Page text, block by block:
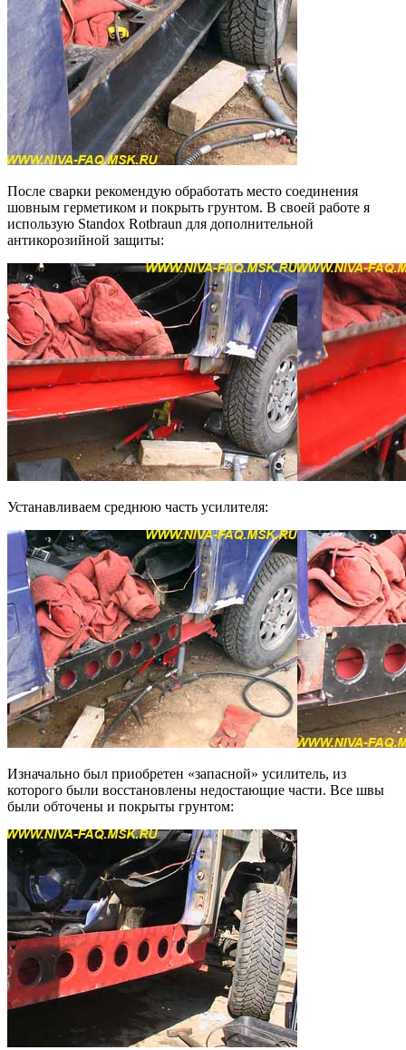
После сварки рекомендую обработать место соединения
шовным герметиком и покрыть грунтом. В своей работе я
использую Standox Rotbraun для дополнительной
антикорозийной защиты:
Устанавливаем среднюю часть усилителя:
Изначально был приобретен «запасной» усилитель, из
которого были восстановлены недостающие части. Все швы
были обточены и покрыты грунтом: